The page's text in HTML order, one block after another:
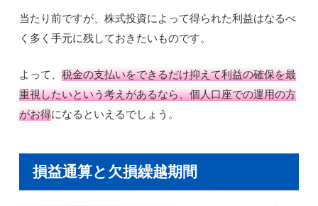
当たり前ですが、株式投資によって得られた利益はなるべ
く多く手元に残しておきたいものです。
よって、税金の支払いをできるだけ抑えて利益の確保を最
重視したいという考えがあるなら、個人口座での運用の方
がお得になるといえるでしょう。
損益通算と欠損繰越期間